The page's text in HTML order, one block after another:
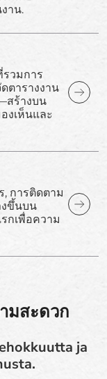
าน.
วมการ
ตารางงาน
สร้างบน
งเห็นและ
การติดตาม
งขึ้นบน
กเพื่อความ
มสะดวก
ja